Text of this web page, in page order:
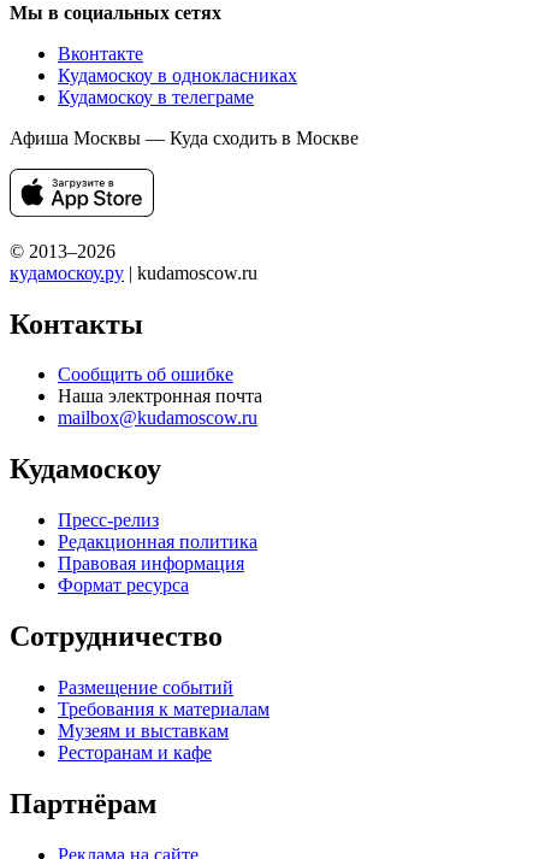
Мы в социальных сетях
Вконтакте
Кудамоскоу в однокласниках
Кудамоскоу в телеграме
Афиша Москвы — Куда сходить в Москве
© 2013–2026
кудамоскоу.ру | kudamoscow.ru
Контакты
Сообщить об ошибке
Наша электронная почта
mailbox@kudamoscow.ru
Кудамоскоу
Пресс-релиз
Редакционная политика
Правовая информация
Формат ресурса
Сотрудничество
Размещение событий
Требования к материалам
Музеям и выставкам
Ресторанам и кафе
Партнёрам
Реклама на сайте